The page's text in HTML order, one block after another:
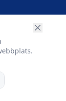
559132-2515